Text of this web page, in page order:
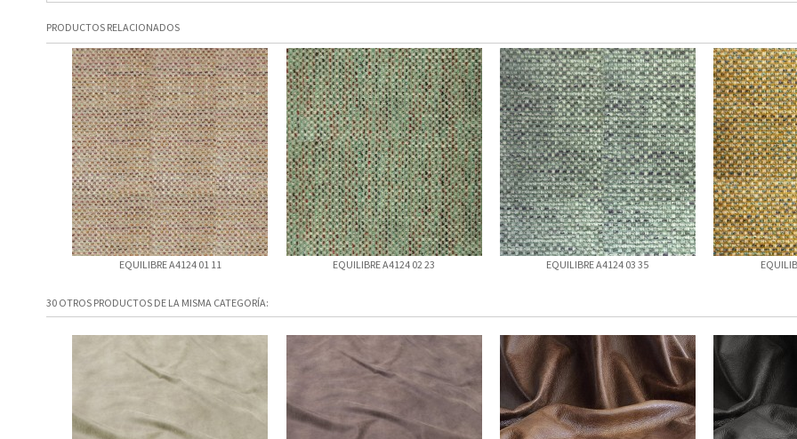
PRODUCTOS RELACIONADOS
EQUILIBRE A4124 01 11 EQUILIBRE A4124 02 23 EQUILIBRE A4124 03 35
30 OTROS PRODUCTOS DE LA MISMA CATEGORÍA: